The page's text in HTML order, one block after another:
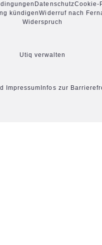
DatenschutzCookie-
kündigenWiderruf nach
Widerspruch
Utiq verwalten
Impressum Infos zur